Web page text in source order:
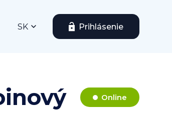
SK Prihlásenie
Online